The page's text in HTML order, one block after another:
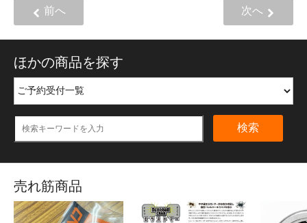
前へ 次へ
ほかの商品を探す
検索
売れ筋商品